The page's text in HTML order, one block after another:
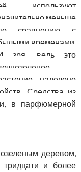
используют
меньше
сравнению с
временами.
зря, ведь это
наделено
Средства из
в парфюмерной
деревом,
тридцати и более